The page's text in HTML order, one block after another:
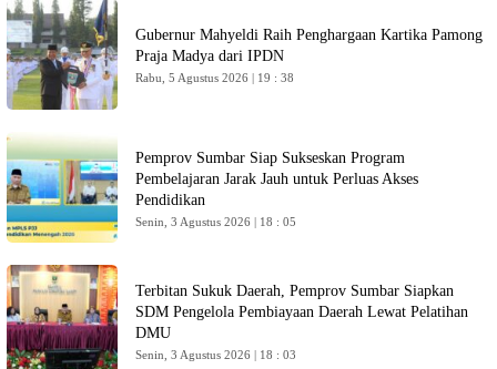
Gubernur Mahyeldi Raih Penghargaan Kartika Pamong
Praja Madya dari IPDN
Rabu, 5 Agustus 2026 | 19 : 38
Pemprov Sumbar Siap Sukseskan Program
Pembelajaran Jarak Jauh untuk Perluas Akses
Pendidikan
Senin, 3 Agustus 2026 | 18 : 05
Terbitan Sukuk Daerah, Pemprov Sumbar Siapkan
SDM Pengelola Pembiayaan Daerah Lewat Pelatihan
DMU
Senin, 3 Agustus 2026 | 18 : 03